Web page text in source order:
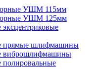
УШМ 115мм
УШМ 125мм
прямые шлифмашины
виброшлифмашины
полировальные